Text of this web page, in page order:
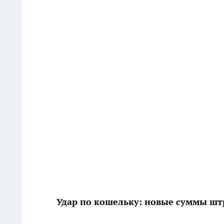
Удар по кошельку: новые суммы